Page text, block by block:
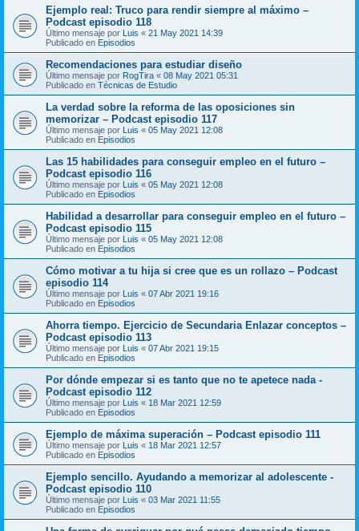
Ejemplo real: Truco para rendir siempre al máximo –
Podcast episodio 118
Último mensaje por Luis « 21 May 2021 14:39
Publicado en Episodios
Recomendaciones para estudiar diseño
Último mensaje por RogTira « 08 May 2021 05:31
Publicado en Técnicas de Estudio
La verdad sobre la reforma de las oposiciones sin
memorizar – Podcast episodio 117
Último mensaje por Luis « 05 May 2021 12:08
Publicado en Episodios
Las 15 habilidades para conseguir empleo en el futuro –
Podcast episodio 116
Último mensaje por Luis « 05 May 2021 12:08
Publicado en Episodios
Habilidad a desarrollar para conseguir empleo en el futuro –
Podcast episodio 115
Último mensaje por Luis « 05 May 2021 12:08
Publicado en Episodios
Cómo motivar a tu hija si cree que es un rollazo – Podcast
episodio 114
Último mensaje por Luis « 07 Abr 2021 19:16
Publicado en Episodios
Ahorra tiempo. Ejercicio de Secundaria Enlazar conceptos –
Podcast episodio 113
Último mensaje por Luis « 07 Abr 2021 19:15
Publicado en Episodios
Por dónde empezar si es tanto que no te apetece nada -
Podcast episodio 112
Último mensaje por Luis « 18 Mar 2021 12:59
Publicado en Episodios
Ejemplo de máxima superación – Podcast episodio 111
Último mensaje por Luis « 18 Mar 2021 12:57
Publicado en Episodios
Ejemplo sencillo. Ayudando a memorizar al adolescente -
Podcast episodio 110
Último mensaje por Luis « 03 Mar 2021 11:55
Publicado en Episodios